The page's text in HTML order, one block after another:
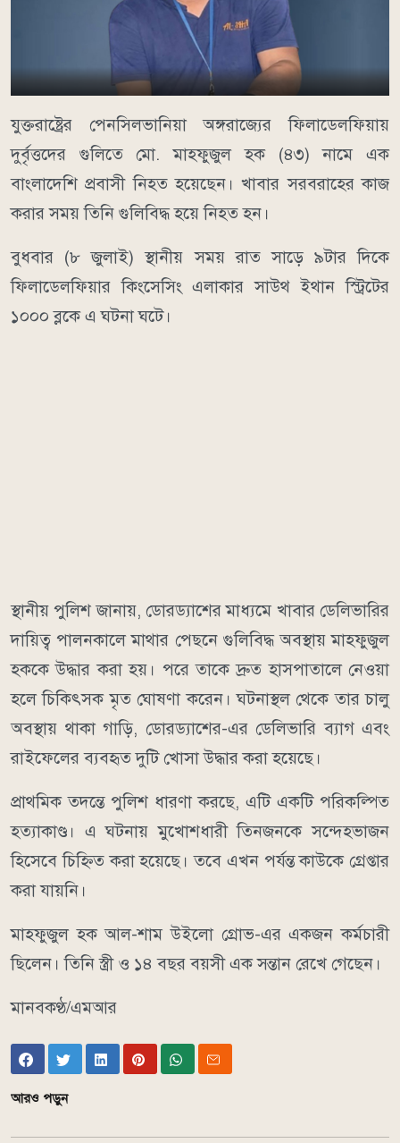
যুক্তরাষ্ট্রের পেনসিলভানিয়া অঙ্গরাজ্যের ফিলাডেলফিয়ায়
দুর্বৃত্তদের গুলিতে মো. মাহফুজুল হক (৪৩) নামে এক
বাংলাদেশি প্রবাসী নিহত হয়েছেন। খাবার সরবরাহের কাজ
করার সময় তিনি গুলিবিদ্ধ হয়ে নিহত হন।
বুধবার (৮ জুলাই) স্থানীয় সময় রাত সাড়ে ৯টার দিকে
ফিলাডেলফিয়ার কিংসেসিং এলাকার সাউথ ইথান স্ট্রিটের
১০০০ ব্লকে এ ঘটনা ঘটে।
স্থানীয় পুলিশ জানায়, ডোরড্যাশের মাধ্যমে খাবার ডেলিভারির
দায়িত্ব পালনকালে মাথার পেছনে গুলিবিদ্ধ অবস্থায় মাহফুজুল
হককে উদ্ধার করা হয়। পরে তাকে দ্রুত হাসপাতালে নেওয়া
হলে চিকিৎসক মৃত ঘোষণা করেন। ঘটনাস্থল থেকে তার চালু
অবস্থায় থাকা গাড়ি, ডোরড্যাশের-এর ডেলিভারি ব্যাগ এবং
রাইফেলের ব্যবহৃত দুটি খোসা উদ্ধার করা হয়েছে।
প্রাথমিক তদন্তে পুলিশ ধারণা করছে, এটি একটি পরিকল্পিত
হত্যাকাণ্ড। এ ঘটনায় মুখোশধারী তিনজনকে সন্দেহভাজন
হিসেবে চিহ্নিত করা হয়েছে। তবে এখন পর্যন্ত কাউকে গ্রেপ্তার
করা যায়নি।
মাহফুজুল হক আল-শাম উইলো গ্রোভ-এর একজন কর্মচারী
ছিলেন। তিনি স্ত্রী ও ১৪ বছর বয়সী এক সন্তান রেখে গেছেন।
মানবকণ্ঠ/এমআর
আরও পড়ুন